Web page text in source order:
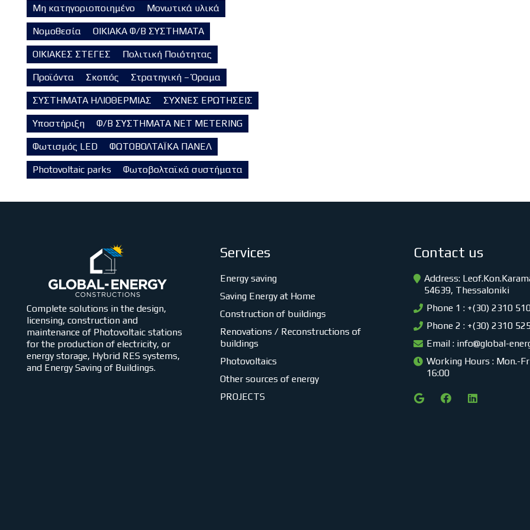
Μη κατηγοριοποιημένο Μονωτικά υλικά
Νομοθεσία ΟΙΚΙΑΚΑ Φ/Β ΣΥΣΤΗΜΑΤΑ
ΟΙΚΙΑΚΕΣ ΣΤΕΓΕΣ Πολιτική Ποιότητας
Προϊόντα Σκοπός Στρατηγική – Όραμα
ΣΥΣΤΗΜΑΤΑ ΗΛΙΟΘΕΡΜΙΑΣ ΣΥΧΝΕΣ ΕΡΩΤΗΣΕΙΣ
Υποστήριξη Φ/Β ΣΥΣΤΗΜΑΤΑ NET METERING
Φωτισμός LED ΦΩΤΟΒΟΛΤΑΪΚΑ ΠΑΝΕΛ
Photovoltaic parks Φωτοβολταϊκά συστήματα
Complete solutions in the design,
licensing, construction and
maintenance of Photovoltaic stations
for the production of electricity, or
energy storage, Hybrid RES systems,
and Energy Saving of Buildings.
Services
Energy saving
Saving Energy at Home
Construction of buildings
Renovations / Reconstructions of
buildings
Photovoltaics
Other sources of energy
PROJECTS
Contact us
Address:
54639, Thessaloniki
Phone 1 : +(30) 2310
Phone 2 : +(30) 2310
Email : info@global-
Working Hours : Mon.-
16:00